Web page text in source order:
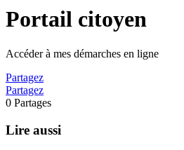
Portail citoyen
Accéder à mes démarches en ligne
Partagez
Partagez
0 Partages
Lire aussi